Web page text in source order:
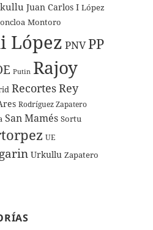
Juan Carlos I López
Montoro
López PNVPP
Putin Rajoy
RecortesRey
Rodríguez Zapatero
San Mamés Sortu
UE
Urkullu Zapatero